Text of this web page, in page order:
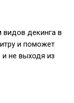
декинга в
и поможет
и не выходя из